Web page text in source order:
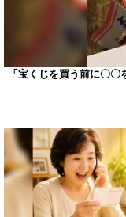
「宝くじを買う前に〇